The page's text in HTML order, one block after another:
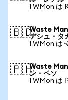
1 WMon は
🇧🇩Waste
デシュ・タ
1 WMon は
🇵🇭Waste
ン・ペソ
1 WMon は